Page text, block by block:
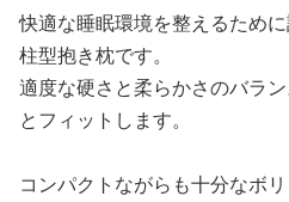
快適な睡眠環境を整えるため
柱型抱き枕です。
適度な硬さと柔らかさのバラ
とフィットします。
コンパクトながらも十分なボ